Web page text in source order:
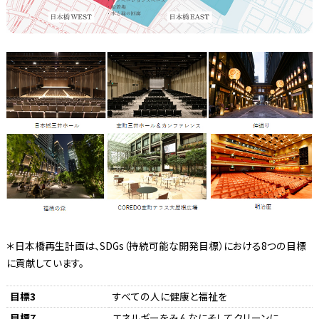
＊日本橋再生計画は、SDGs（持続可能な開発目標）における8つの目標
に貢献しています。
目標3
すべての人に健康と福祉を